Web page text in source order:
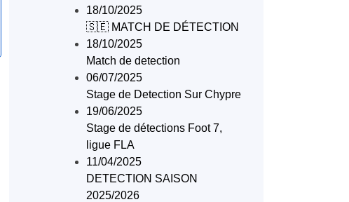
18/10/2025
🇸🇪 MATCH DE DÉTECTION
18/10/2025
Match de detection
06/07/2025
Stage de Detection Sur Chypre
19/06/2025
Stage de détections Foot 7,
ligue FLA
11/04/2025
DETECTION SAISON
2025/2026